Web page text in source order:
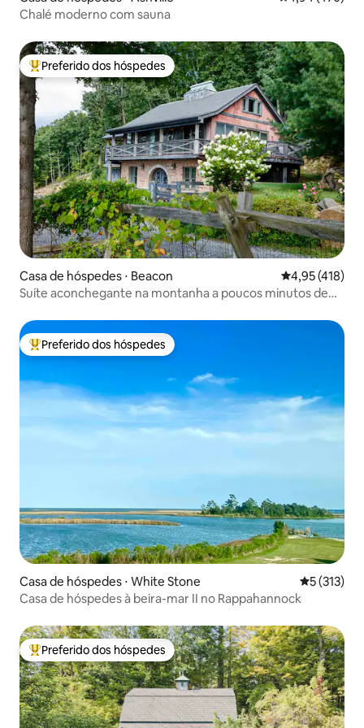
Chalé moderno com sauna
Entre os melhores preferidos dos hóspedes
Preferido dos hóspedes
Casa de hóspedes ⋅ Beacon 4,95 de uma
4,95 (418)
Suíte aconchegante na montanha a poucos minutos de
Entre os melhores preferidos dos hóspedes
Preferido dos hóspedes
Casa de hóspedes ⋅ White Stone 5 de uma
5 (313)
Casa de hóspedes à beira-mar II no Rappahannock
Entre os melhores preferidos dos hóspedes
Preferido dos hóspedes